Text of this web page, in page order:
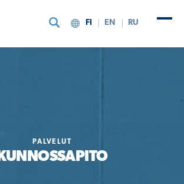
FI EN RU
PALVELUT
KUNNOSSAPITO